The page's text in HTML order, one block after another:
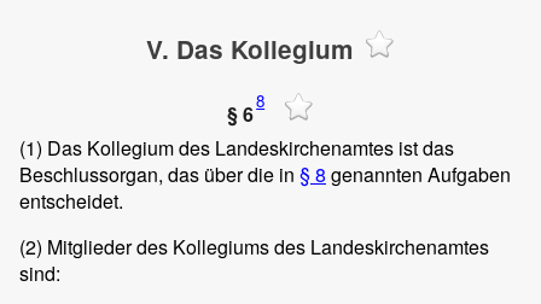
V. Das Kollegium
§ 68
(1) Das Kollegium des Landeskirchenamtes ist das
Beschlussorgan, das über die in § 8 genannten Aufgaben
entscheidet.
(2) Mitglieder des Kollegiums des Landeskirchenamtes
sind: